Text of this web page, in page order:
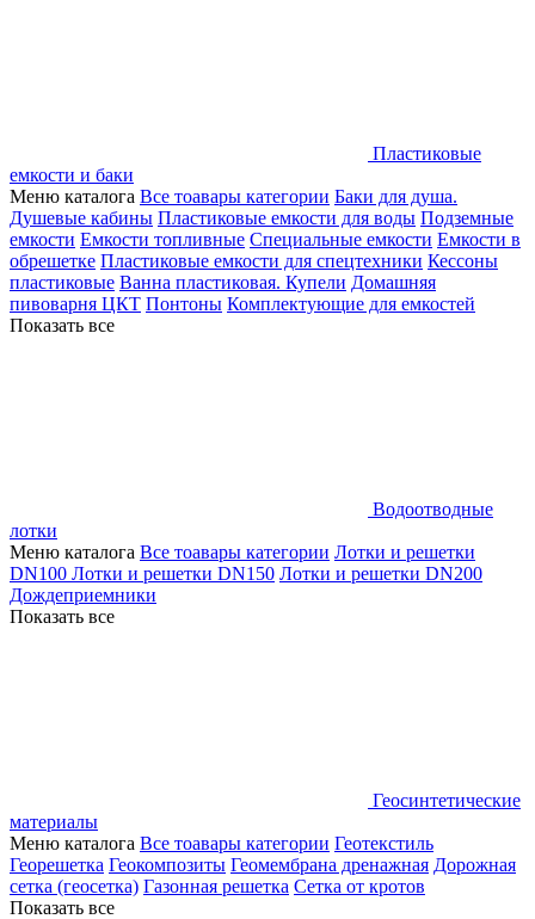
Пластиковые
емкости и баки
Меню каталога Все тоавары категории Баки для душа.
Душевые кабины Пластиковые емкости для воды Подземные
емкости Емкости топливные Специальные емкости Емкости в
обрешетке Пластиковые емкости для спецтехники Кессоны
пластиковые Ванна пластиковая. Купели Домашняя
пивоварня ЦКТ Понтоны Комплектующие для емкостей
Показать все
Водоотводные
лотки
Меню каталога Все тоавары категории Лотки и решетки
DN100 Лотки и решетки DN150 Лотки и решетки DN200
Дождеприемники
Показать все
Геосинтетические
материалы
Меню каталога Все тоавары категории Геотекстиль
Георешетка Геокомпозиты Геомембрана дренажная Дорожная
сетка (геосетка) Газонная решетка Сетка от кротов
Показать все